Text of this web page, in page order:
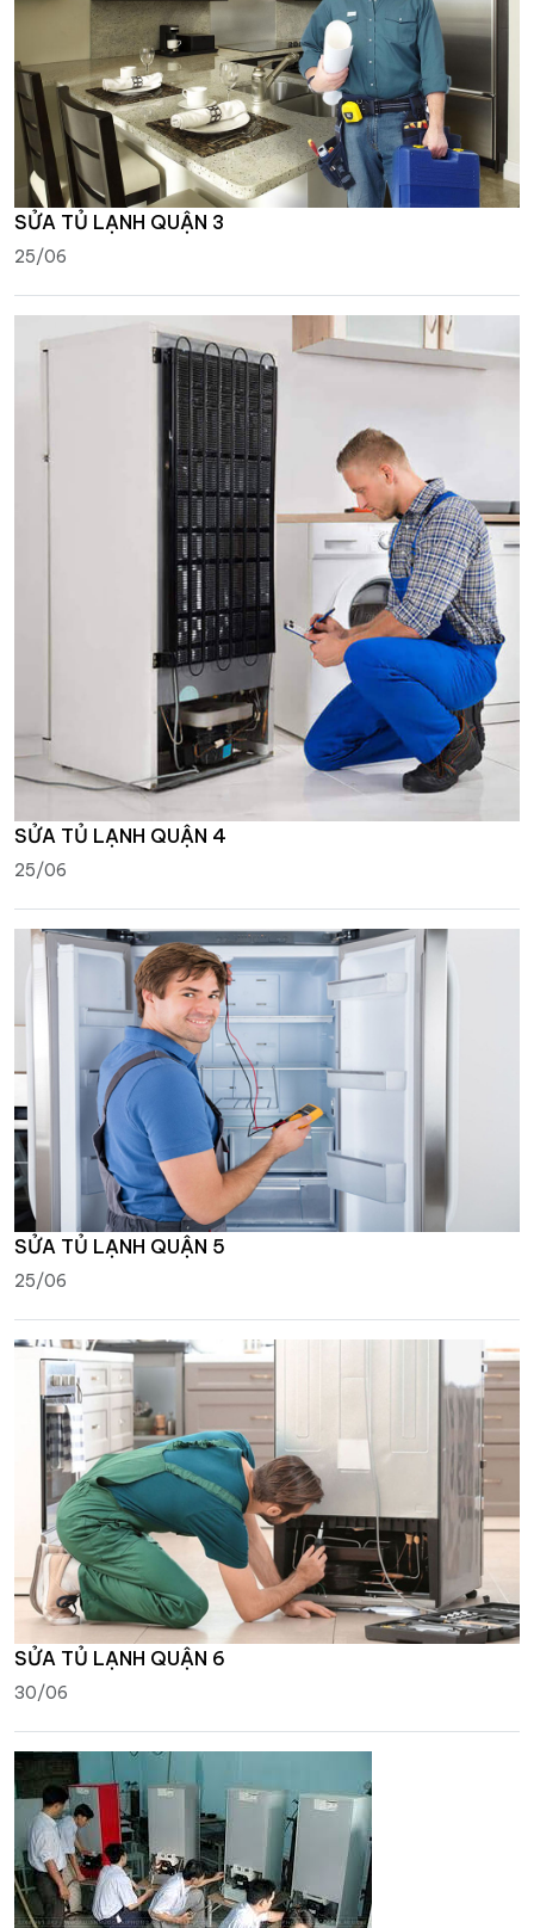
SỬA TỦ LẠNH QUẬN 3
25/06
SỬA TỦ LẠNH QUẬN 4
25/06
SỬA TỦ LẠNH QUẬN 5
25/06
SỬA TỦ LẠNH QUẬN 6
30/06